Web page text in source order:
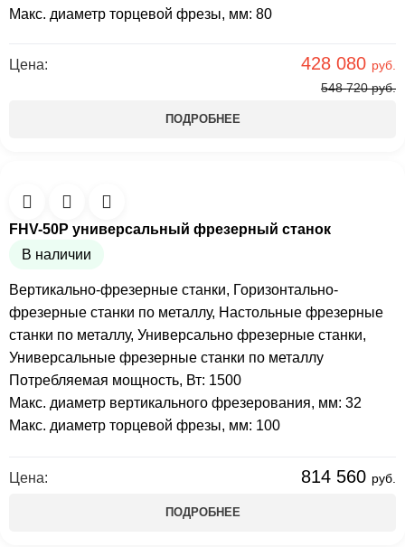
Цена:
548 720руб.
428 080 руб.
Макс. диаметр торцевой фрезы, мм: 80
ПОДРОБНЕЕ
FHV-50P универсальный фрезерный станок
В наличии
Вертикально-фрезерные станки, Горизонтально-
фрезерные станки по металлу, Настольные фрезерные
станки по металлу, Универсально фрезерные станки,
Универсальные фрезерные станки по металлу
Цена: 814 560 руб.
Потребляемая мощность, Вт: 1500
Макс. диаметр вертикального фрезерования, мм: 32
Макс. диаметр торцевой фрезы, мм: 100
ПОДРОБНЕЕ